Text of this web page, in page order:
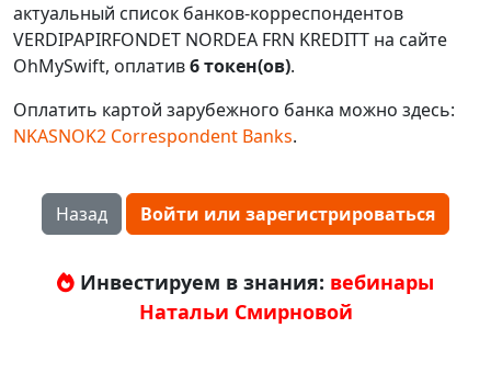
актуальный список банков-корреспондентов
VERDIPAPIRFONDET NORDEA FRN KREDITT на сайте
OhMySwift, оплатив6 токен(ов).
Оплатить картой зарубежного банка можно здесь:
NKASNOK2 Correspondent Banks.
Назад Войти или зарегистрироваться
Инвестируем в знания: вебинары
Натальи Смирновой